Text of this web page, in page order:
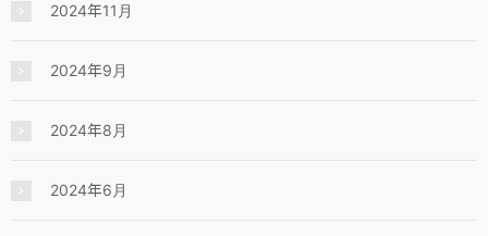
2024年11月
2024年9月
2024年8月
2024年6月